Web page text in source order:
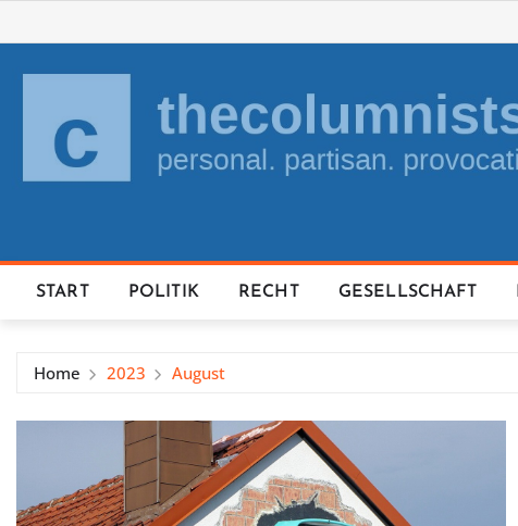
to
content
START POLITIK RECHT GESELLSCHAFT
Home 2023 August